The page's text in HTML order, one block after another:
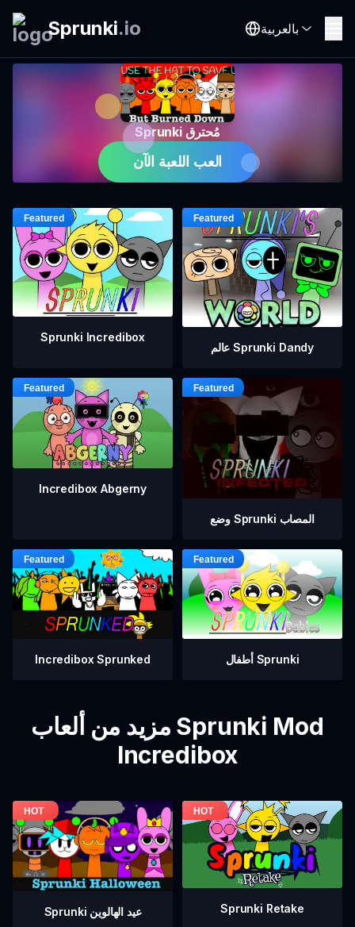
Sprunki.io بالعربية
Sprunki مُحترق
العب اللعبة الآن
Sprunki Incredibox
عالم Sprunki Dandy
Incredibox Abgerny
وضع Sprunki المصاب
Incredibox Sprunked أطفال Sprunki
مزيد من ألعاب Sprunki Mod
Incredibox
Sprunki عيد الهالوين Sprunki Retake